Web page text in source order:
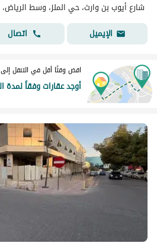
شارع أيوب بن وارث، حي الملز، وسط
الإيميل
اتصال
اقض وقتًا أقل في التنقل
أوجد عقارات وفقاً لمدة